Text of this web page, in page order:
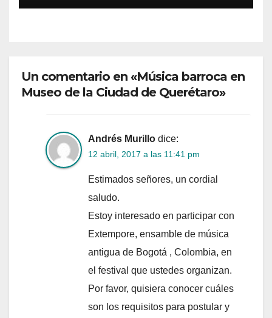
Blanch
Un comentario en «Música barroca en
Museo de la Ciudad de Querétaro»
Andrés Murillo dice:
12 abril, 2017 a las 11:41 pm
Estimados señores, un cordial
saludo.
Estoy interesado en participar con
Extempore, ensamble de música
antigua de Bogotá , Colombia, en
el festival que ustedes organizan.
Por favor, quisiera conocer cuáles
son los requisitos para postular y